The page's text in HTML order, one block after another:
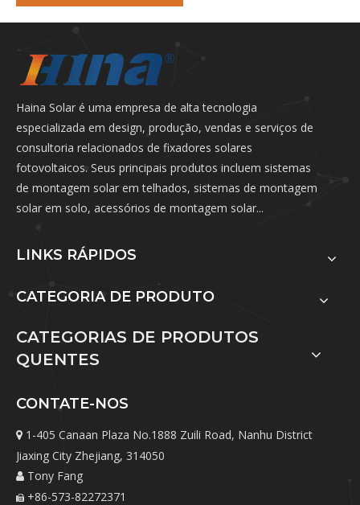
Haina Solar é uma empresa de alta tecnologia
especializada em design, produção, vendas e serviços de
consultoria relacionados de fixadores solares
fotovoltaicos. Seus principais produtos incluem sistemas
de montagem solar em telhados, sistemas de montagem
solar em solo, acessórios de montagem solar...
LINKS RÁPIDOS
CATEGORIA DE PRODUTO
CATEGORIAS DE PRODUTOS
QUENTES
CONTATE-NOS
 1-405 Canaan Plaza No.1888 Zuili Road, Nanhu District
Jiaxing City Zhejiang, 314050
 Tony Fang
 +86-573-82272371